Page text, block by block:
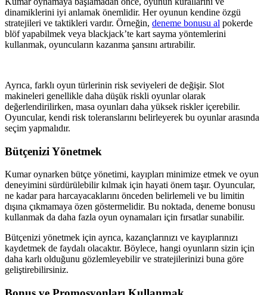
dinamiklerini iyi anlamak önemlidir. Her oyunun kendine özgü
stratejileri ve taktikleri vardır. Örneğin, deneme bonusu al pokerde
blöf yapabilmek veya blackjack’te kart sayma yöntemlerini
kullanmak, oyuncuların kazanma şansını artırabilir.
Ayrıca, farklı oyun türlerinin risk seviyeleri de değişir. Slot
makineleri genellikle daha düşük riskli oyunlar olarak
değerlendirilirken, masa oyunları daha yüksek riskler içerebilir.
Oyuncular, kendi risk toleranslarını belirleyerek bu oyunlar arasında
seçim yapmalıdır.
Bütçenizi Yönetmek
Kumar oynarken bütçe yönetimi, kayıpları minimize etmek ve oyun
deneyimini sürdürülebilir kılmak için hayati önem taşır. Oyuncular,
ne kadar para harcayacaklarını önceden belirlemeli ve bu limitin
dışına çıkmamaya özen göstermelidir. Bu noktada, deneme bonusu
kullanmak da daha fazla oyun oynamaları için fırsatlar sunabilir.
Bütçenizi yönetmek için ayrıca, kazançlarınızı ve kayıplarınızı
kaydetmek de faydalı olacaktır. Böylece, hangi oyunların sizin için
daha karlı olduğunu gözlemleyebilir ve stratejilerinizi buna göre
geliştirebilirsiniz.